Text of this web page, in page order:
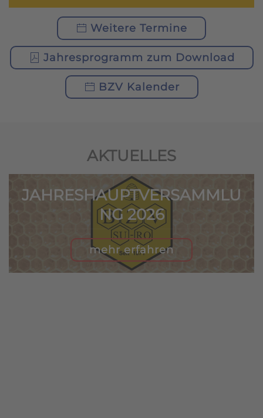
Weitere Termine
Jahresprogramm zum Download
BZV Kalender
AKTUELLES
JAHRESHAUPTVERSAMMLU
NG 2026
mehr erfahren